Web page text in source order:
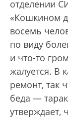
отделении
«Кошкином
восемь
по виду
и что-то
жалуется. В
ремонт, так
беда —
утверждает,